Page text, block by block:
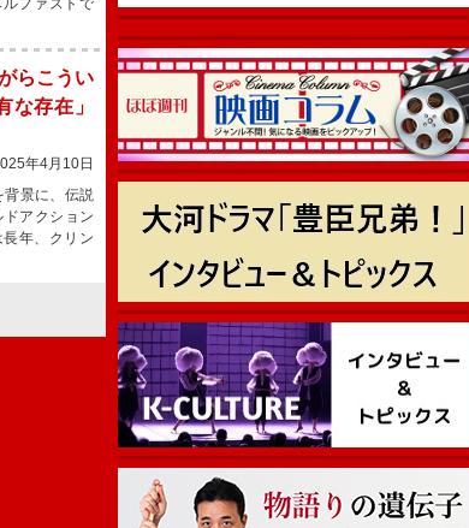
ファストで
らこうい
な存在」
年4月10日
景に、伝説
アクション
年、クリン